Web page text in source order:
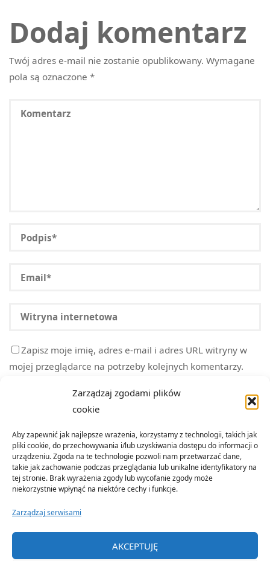
Zarządzaj zgodami plików
cookie
Aby zapewnić jak najlepsze wrażenia, korzystamy z technologii, takich jak
pliki cookie, do przechowywania i/lub uzyskiwania dostępu do informacji o
urządzeniu. Zgoda na te technologie pozwoli nam przetwarzać dane,
takie jak zachowanie podczas przeglądania lub unikalne identyfikatory na
tej stronie. Brak wyrażenia zgody lub wycofanie zgody może
niekorzystnie wpłynąć na niektóre cechy i funkcje.
Zarządzaj serwisami
AKCEPTUJĘ
Dodaj komentarz
Twój adres e-mail nie zostanie opublikowany. Wymagane
pola są oznaczone*
Zapisz moje imię, adres e-mail i adres URL witryny w
mojej przeglądarce na potrzeby kolejnych komentarzy.
©2022 Organizacja Terenowa Emerytów i Rencistów Policji w
Nowym Sączu